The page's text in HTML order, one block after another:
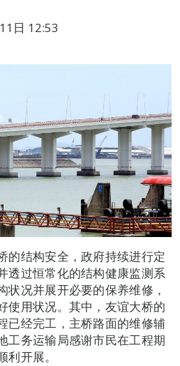
日 12:53
的结构安全，政府持续进行定
透过恒常化的结构健康监测系
状况并展开必要的保养维修，
使用状况。其中，友谊大桥的
已经完工，主桥路面的维修辅
工务运输局感谢市民在工程期
开展。